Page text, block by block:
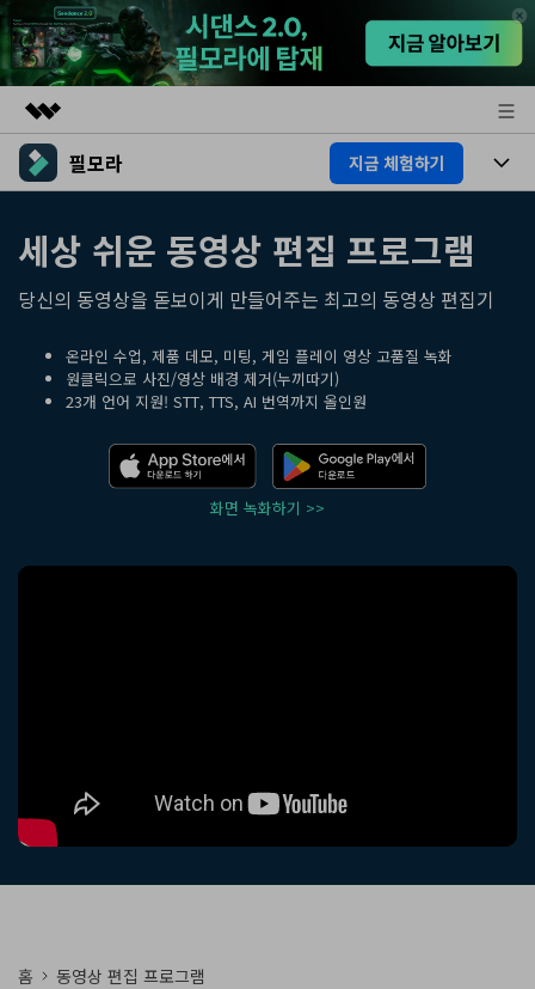
주요 제품
유틸리티
개요
솔루션
플랜 및 가격
필모라 지금 체험하기
AI
AI 꿀팁
영상 편집 자료실
동영상 편집하기
도움말 센터
핫한 콘텐츠
세상 쉬운 동영상 편집 프로그램
당신의 동영상을 돋보이게 만들어주는 최고의 동영상 편집기
온라인 수업, 제품 데모, 미팅, 게임 플레이 영상 고품질 녹화
원클릭으로 사진/영상 배경 제거(누끼따기)
23개 언어 지원! STT, TTS, AI 번역까지 올인원
화면 녹화하기 >>
홈
동영상 편집 프로그램